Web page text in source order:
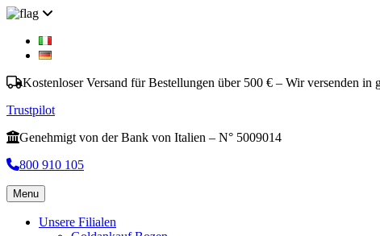
Kostenloser Versand für Bestellungen über 500 € – Wir versenden in
Trustpilot
Genehmigt von der Bank von Italien – N° 5009014
800 910 105
Menu
Unsere Filialen